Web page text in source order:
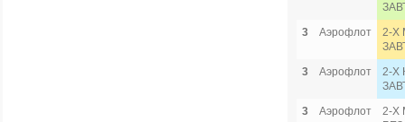
3
Аэрофлот
2-Х
3
Аэрофлот
2-Х
3
Аэрофлот
2-Х